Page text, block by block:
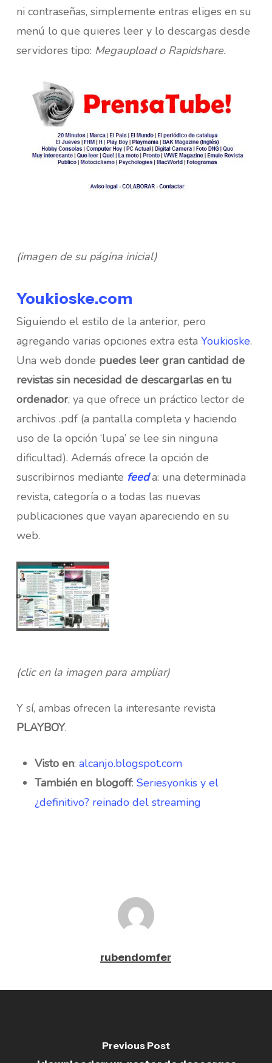
ni contraseñas, simplemente entras eliges en su
menú lo que quieres leer y lo descargas desde
servidores tipo: Megaupload o Rapidshare.
(imagen de su página inicial)
Youkioske.com
Siguiendo el estilo de la anterior, pero
agregando varias opciones extra esta Youkioske.
Una web donde puedes leer gran cantidad de
revistas sin necesidad de descargarlas en tu
ordenador, ya que ofrece un práctico lector de
archivos .pdf (a pantalla completa y haciendo
uso de la opción ‘lupa’ se lee sin ninguna
dificultad). Además ofrece la opción de
suscribirnos mediante feeda: una determinada
revista, categoría o a todas las nuevas
publicaciones que vayan apareciendo en su
web.
(clic en la imagen para ampliar)
Y sí, ambas ofrecen la interesante revista
PLAYBOY.
Visto en: alcanjo.blogspot.com
También en blogoff: Seriesyonkis y el
¿definitivo? reinado del streaming
rubendomfer
Previous Post